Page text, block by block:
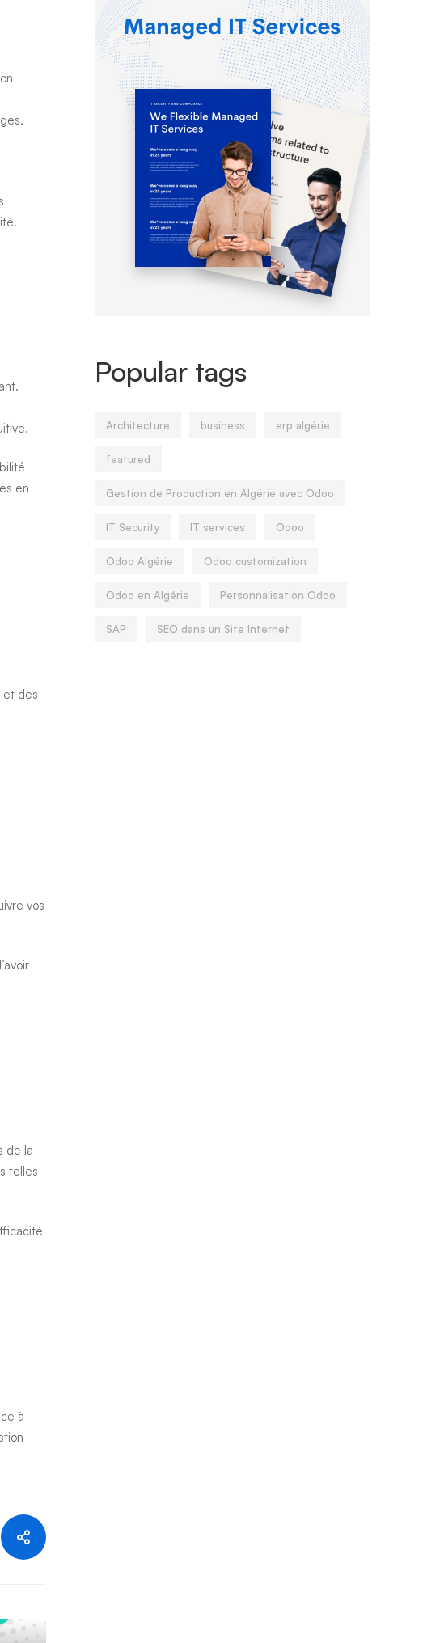
en
et des
vos
de la
telles
à
Popular tags
Architecture business erp algérie
featured
Gestion de Production en Algérie avec Odoo
IT Security IT services Odoo
Odoo Algérie Odoo customization
Odoo en Algérie Personnalisation Odoo
SAP SEO dans un Site Internet